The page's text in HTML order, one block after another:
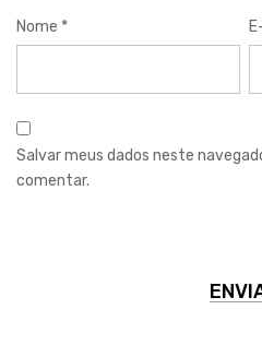
Nome *
Salvar meus dados neste
comentar.